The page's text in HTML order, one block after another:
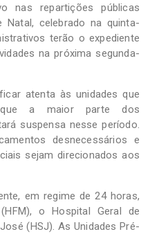
nas repartições públicas
celebrado na quinta-
terão o expediente
na próxima segunda-
atenta às unidades que
que a maior parte dos
suspensa nesse período.
desnecessários e
sejam direcionados aos
em regime de 24 horas,
o Hospital Geral de
(HSJ). As Unidades Pré-